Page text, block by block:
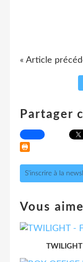
« Article
Partager
S'inscrire à la
Vous
TWILIGHT